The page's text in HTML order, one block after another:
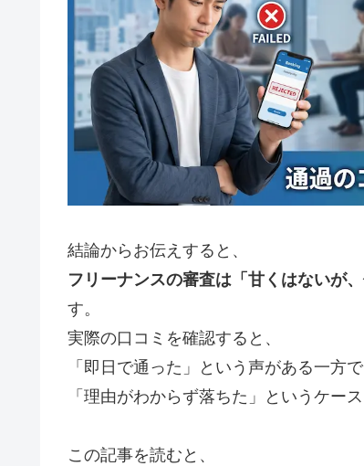
結論からお伝えすると、
フリーナンスの審査は「甘くはないが
す。
実際の口コミを確認すると、
「即日で通った」という声がある一方で
「理由がわからず落ちた」というケー
この記事を読むと、